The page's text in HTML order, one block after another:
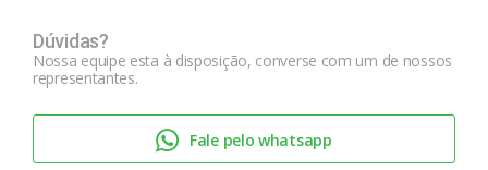
Dúvidas?
Nossa equipe esta à disposição, converse com um de nossos
representantes.
Fale pelo whatsapp